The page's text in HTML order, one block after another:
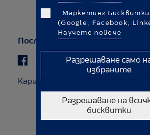
Право на отказ
Последвайте ни
Кариери
Маркетинг Бисквитки
(Google, Facebook,
Научете повече
Разрешаване само
избраните
Разрешаване на
бисквитки